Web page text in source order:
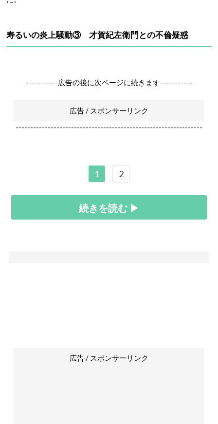
寿るいの炎上騒動③ 才賀紀左衛門との不倫疑惑
-----------広告の後に次ページに続きます-----------
広告 / スポンサーリンク
----------------------------------------------------------------
1 2
続きを読む ▶
広告 / スポンサーリンク